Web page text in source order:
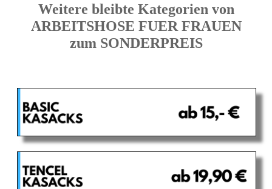
Weitere bleibte Kategorien von
ARBEITSHOSE FUER FRAUEN
zum SONDERPREIS